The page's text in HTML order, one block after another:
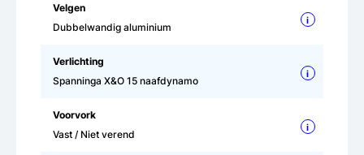
Velgen
Dubbelwandig aluminium
i
Verlichting
Spanninga X&O 15 naafdynamo
i
Voorvork
Vast / Niet verend
i